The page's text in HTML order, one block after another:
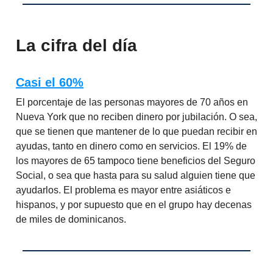
La cifra del día
Casi el 60%
El porcentaje de las personas mayores de 70 años en
Nueva York que no reciben dinero por jubilación. O sea,
que se tienen que mantener de lo que puedan recibir en
ayudas, tanto en dinero como en servicios. El 19% de
los mayores de 65 tampoco tiene beneficios del Seguro
Social, o sea que hasta para su salud alguien tiene que
ayudarlos. El problema es mayor entre asiáticos e
hispanos, y por supuesto que en el grupo hay decenas
de miles de dominicanos.